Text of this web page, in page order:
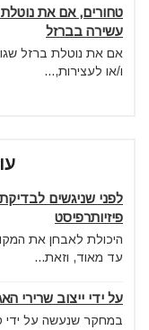
טחורים, אם את נוטלת
עשירה בברזל
אם את נוטלת ברזל
ו/או לעצירות,...
לפני שניגשים
פיזיותרפיסט
היכולת לאבחן את
עד מאוד, וזאת...
על ידי ייצוב שרירי
במחקר שנעשה על ידי